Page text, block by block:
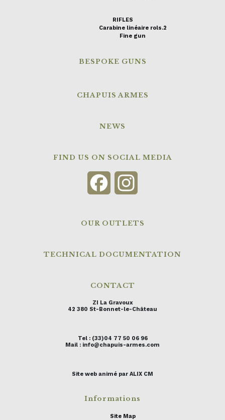
RIFLES
Carabine linéaire rols.2
Fine gun
BESPOKE GUNS
CHAPUIS ARMES
NEWS
FIND US ON SOCIAL MEDIA
Facebook
OUR OUTLETS
TECHNICAL DOCUMENTATION
CONTACT
ZI La Gravoux
42 380 St-Bonnet-le-Château
Tel : (33)04 77 50 06 96
Mail : info@chapuis-armes.com
Site web animé par ALIX CM
Informations
Site Map